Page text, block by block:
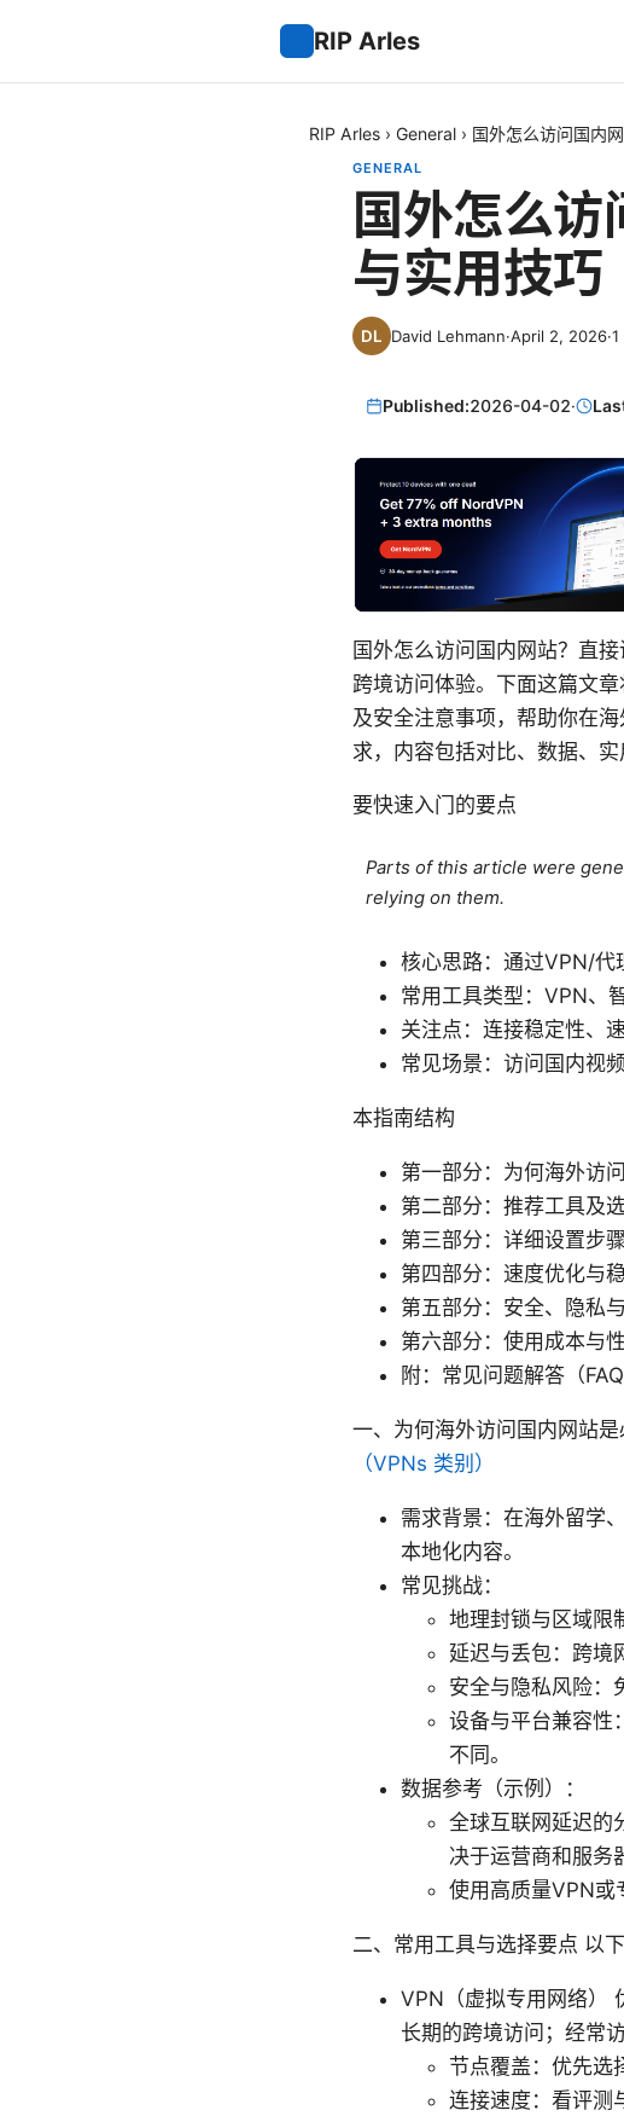
RIP Arles
RIP Arles › General › 国外怎么访问国内
GENERAL
国外怎么
与实用技巧
David Lehmann·April 2, 2026·1
Published:2026-04-02·
国外怎么访问国内网站？直
跨境访问体验。下面这篇文
及安全注意事项，帮助你在
求，内容包括对比、数据、实
要快速入门的要点
Parts of this article were
relying on them.
核心思路：通过VPN/代
常用工具类型：VPN、
关注点：连接稳定性、
常见场景：访问国内视
本指南结构
第一部分：为何海外访
第二部分：推荐工具及
第三部分：详细设置步
第四部分：速度优化与
第五部分：安全、隐私
第六部分：使用成本与
附：常见问题解答（FAQ
一、为何海外访问国内网站
（VPNs 类别）
需求背景：在海外留学
本地化内容。
常见挑战：
地理封锁与区域限
延迟与丢包：跨境
安全与隐私风险：
设备与平台兼容性
不同。
数据参考（示例）：
全球互联网延迟的
决于运营商和服务
使用高质量VPN或
二、常用工具与选择要点 以
VPN（虚拟专用网络）
长期的跨境访问；经常
节点覆盖：优先选
连接速度：看评测